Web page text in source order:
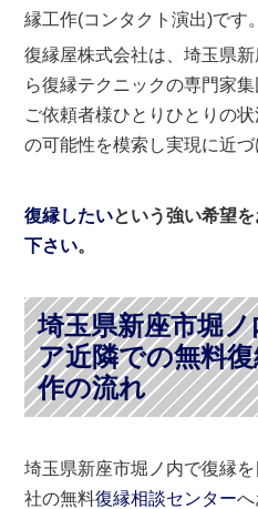
縁工作(コンタクト演出)です。
復縁屋株式会社は、埼玉県
ら復縁テクニックの専門家
ご依頼者様ひとりひとりの
の可能性を模索し実現に近づ
復縁したいという強い希望
下さい。
埼玉県新座市堀
ア近隣での無料
作の流れ
埼玉県新座市堀ノ内で復縁
社の無料復縁相談センターへ